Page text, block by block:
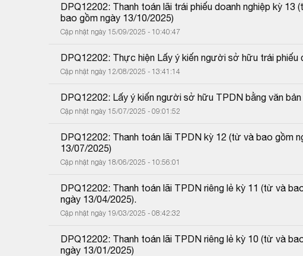
DPQ12202: Thanh toán lãi trái phiếu doanh nghiệp kỳ
bao gồm ngày 13/10/2025)
Cập nhật ngày 15/09/2025 - 10:40:47
DPQ12202: Thực hiện Lấy ý kiến người sở hữu trái phiếu
Cập nhật ngày 12/08/2025 - 13:41:14
DPQ12202: Lấy ý kiến người sở hữu TPDN bằng văn bản
Cập nhật ngày 15/07/2025 - 09:01:52
DPQ12202: Thanh toán lãi TPDN kỳ 12 (từ và bao gồm
13/07/2025)
Cập nhật ngày 18/06/2025 - 10:56:01
DPQ12202: Thanh toán lãi TPDN riêng lẻ kỳ 11 (từ và
ngày 13/04/2025).
Cập nhật ngày 19/03/2025 - 08:42:32
DPQ12202: Thanh toán lãi TPDN riêng lẻ kỳ 10 (từ và
ngày 13/01/2025)